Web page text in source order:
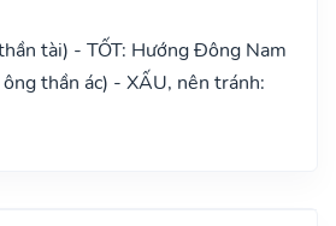
tài) - TỐT: Hướng Đông Nam
thần ác) - XẤU, nên tránh: